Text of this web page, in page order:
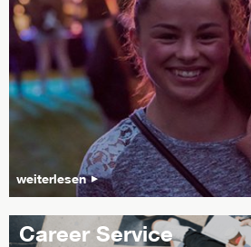
weiterlesen
Career Service